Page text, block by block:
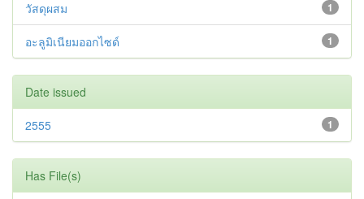
1
วัสดุผสม
1
อะลูมิเนียมออกไซด์
Date issued
1
2555
Has File(s)